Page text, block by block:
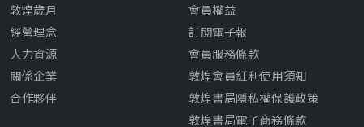
敦煌歲月
經營理念
人力資源
關係企業
合作夥伴
會員權益
訂閱電子報
會員服務條款
敦煌會員紅利使用須知
敦煌書局隱私權保護政策
敦煌書局電子商務條款